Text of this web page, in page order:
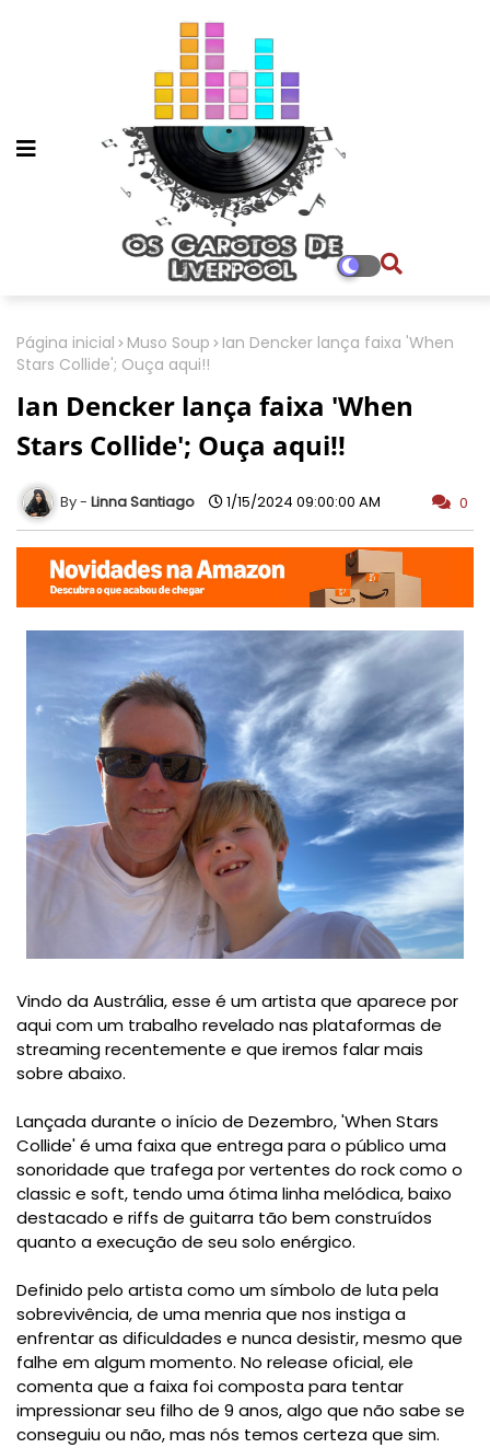
Página inicial Muso Soup
Ian Dencker lança faixa 'When
Stars Collide'; Ouça aqui!!
Ian Dencker lança faixa 'When
Stars Collide'; Ouça aqui!!
Linna Santiago 1/15/2024 09:00:00 AM 0
Vindo da Austrália, esse é um artista que aparece por
aqui com um trabalho revelado nas plataformas de
streaming recentemente e que iremos falar mais
sobre abaixo.
Lançada durante o início de Dezembro, 'When Stars
Collide' é uma faixa que entrega para o público uma
sonoridade que trafega por vertentes do rock como o
classic e soft, tendo uma ótima linha melódica, baixo
destacado e riffs de guitarra tão bem construídos
quanto a execução de seu solo enérgico.
Definido pelo artista como um símbolo de luta pela
sobrevivência, de uma menria que nos instiga a
enfrentar as dificuldades e nunca desistir, mesmo que
falhe em algum momento. No release oficial, ele
comenta que a faixa foi composta para tentar
impressionar seu filho de 9 anos, algo que não sabe se
conseguiu ou não, mas nós temos certeza que sim.